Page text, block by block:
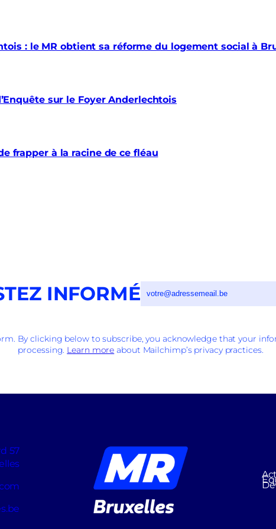
: le MR obtient sa réforme du logement social à
sur le Foyer Anderlechtois
frapper à la racine de ce fléau
INFORMÉ
By clicking below to subscribe, you acknowledge that your
processing. Learn more about Mailchimp’s privacy practices.
57